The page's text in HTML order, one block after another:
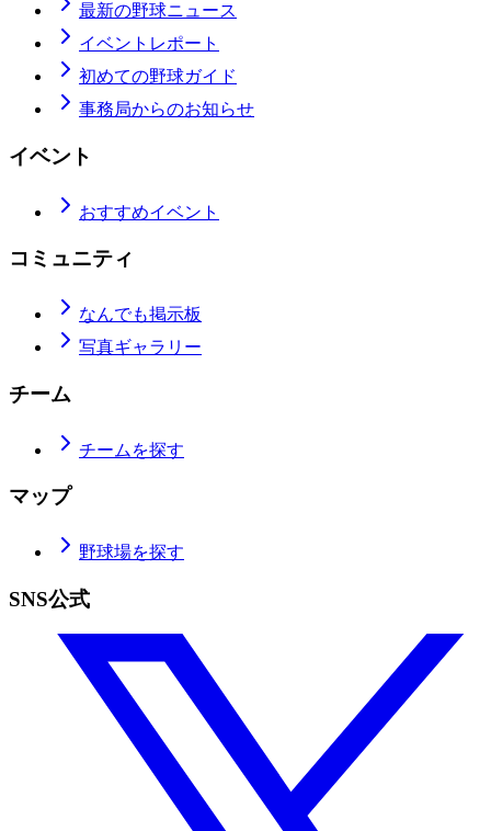
最新の野球ニュース
イベントレポート
初めての野球ガイド
事務局からのお知らせ
イベント
おすすめイベント
コミュニティ
なんでも掲示板
写真ギャラリー
チーム
チームを探す
マップ
野球場を探す
SNS公式